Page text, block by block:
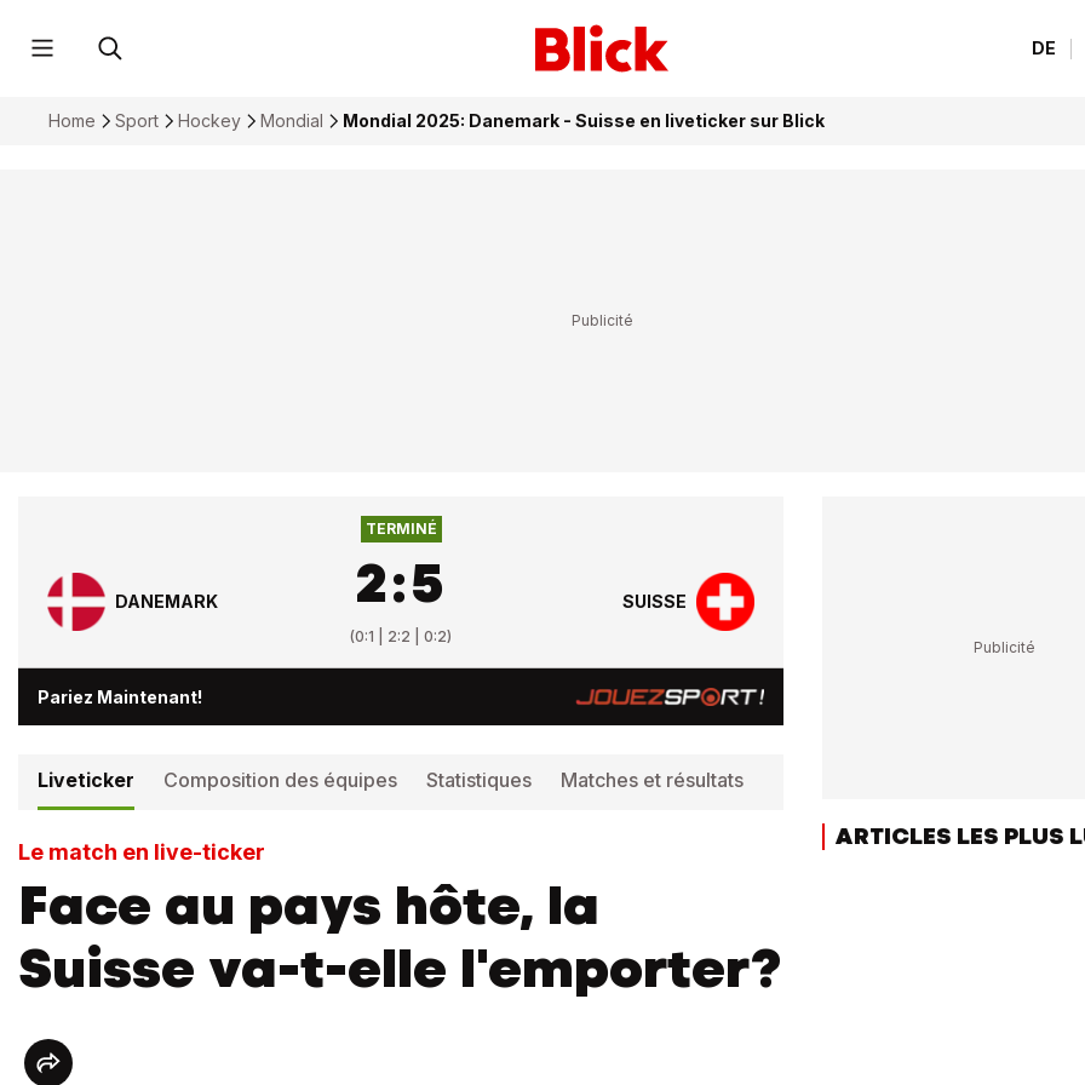
DE
Home Sport Hockey Mondial Mondial 2025: Danemark - Suisse en liveticker sur Blick
DANEMARK
TERMINÉ
2:5
(0:1 | 2:2 | 0:2)
SUISSE
Pariez Maintenant!
Liveticker Composition des équipes Statistiques Matches et résultats
Le match en live-ticker
Face au pays hôte, la
Suisse va-t-elle l'emporter?
ARTICLES LES PLUS